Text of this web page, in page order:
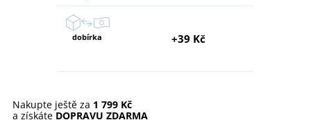
dobírka +39 Kč
Nakupte ještě za 1 799 Kč
a získáte DOPRAVU ZDARMA